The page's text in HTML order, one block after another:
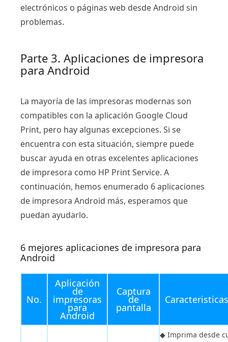
electrónicos o páginas web desde Android sin
problemas.
Parte 3. Aplicaciones de impresora
para Android
La mayoría de las impresoras modernas son
compatibles con la aplicación Google Cloud
Print, pero hay algunas excepciones. Si se
encuentra con esta situación, siempre puede
buscar ayuda en otras excelentes aplicaciones
de impresora como HP Print Service. A
continuación, hemos enumerado 6 aplicaciones
de impresora Android más, esperamos que
puedan ayudarlo.
6 mejores aplicaciones de impresora para
Android
No.
Aplicación
de
impresoras
para
Android
Captura
de
pantalla
Caracteristicas
◆ Imprima desde